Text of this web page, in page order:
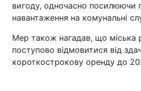
вигоду, одночасно посилюючи
навантаження на комунальні
Мер також нагадав, що міська
поступово відмовитися від
короткострокову оренду до